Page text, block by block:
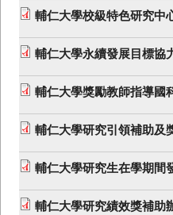
輔仁大學校級特色研究中
輔仁大學永續發展目標協
輔仁大學獎勵教師指導國
輔仁大學研究引領補助及
輔仁大學研究生在學期間
輔仁大學研究績效獎補助